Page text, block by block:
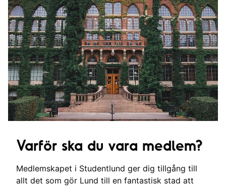
Varför ska du vara medlem?
Medlemskapet i Studentlund ger dig tillgång till
allt det som gör Lund till en fantastisk stad att